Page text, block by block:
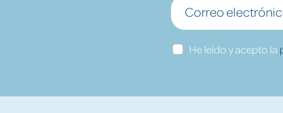
He leído y acepto la